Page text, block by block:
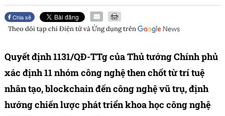
Chia sẻ
Theo dõi tạp chíĐiện tử và Ứng dụngtrên
Quyết định 1131/QĐ-TTg của Thủ tướng Chính phủ
xác định 11 nhóm công nghệ then chốt từ trí tuệ
nhân tạo, blockchain đến công nghệ vũ trụ, định
hướng chiến lược phát triển khoa học công nghệ